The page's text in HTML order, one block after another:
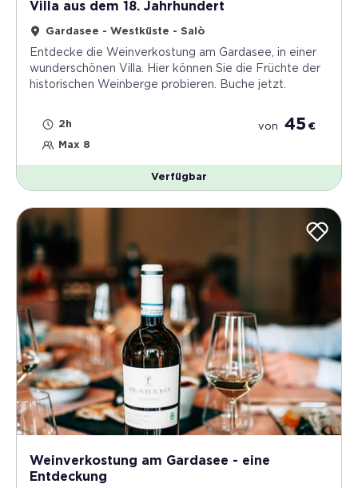
Villa aus dem 18. Jahrhundert
Gardasee - Westküste - Salò
Entdecke die Weinverkostung am Gardasee, in einer
wunderschönen Villa. Hier können Sie die Früchte der
historischen Weinberge probieren. Buche jetzt.
2h
Max 8
von 45 €
Verfügbar
Weinverkostung am Gardasee - eine
Entdeckung